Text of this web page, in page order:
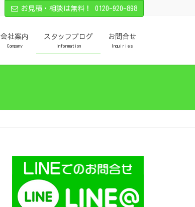
お見積・相談は無料！ 0120-920-898
会社案内
Company
スタッフブログ
Information
お問合せ
Inquiries